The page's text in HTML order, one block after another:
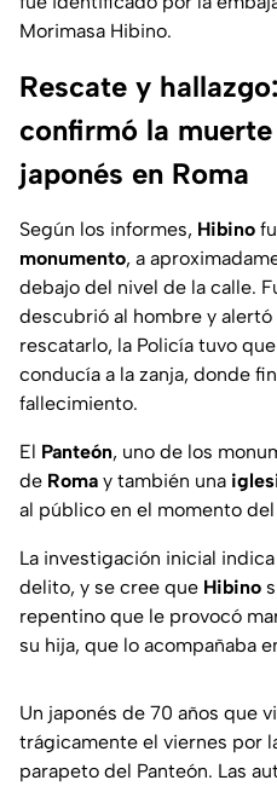
Morimasa Hibino.
Rescate y
confirmó la
japonés en Roma
Según los informes, Hibino
monumento, a
debajo del nivel de la calle.
descubrió al hombre y alertó
rescatarlo, la Policía tuvo
conducía a la zanja, donde
fallecimiento.
El Panteón, uno de los
de Roma y también una
al público en el momento
La investigación inicial
delito, y se cree que Hibino
repentino que le provocó
su hija, que lo acompañaba
Un japonés de 70 años que
trágicamente el viernes por
parapeto del Panteón. Las